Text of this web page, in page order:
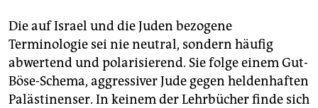
Die auf Israel und die Juden bezogene
Terminologie sei nie neutral, sondern häufig
abwertend und polarisierend. Sie folge einem Gut-
Böse-Schema, aggressiver Jude gegen heldenhaften
Palästinenser. In keinem der Lehrbücher finde sich